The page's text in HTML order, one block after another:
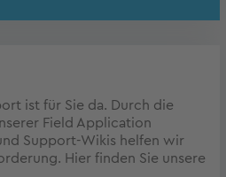
ist für Sie da. Durch die
Field Application
Support-Wikis helfen wir
Hier finden Sie unsere